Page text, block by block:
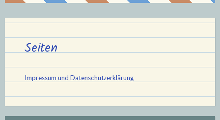
Seiten
Impressum und Datenschutzerklärung